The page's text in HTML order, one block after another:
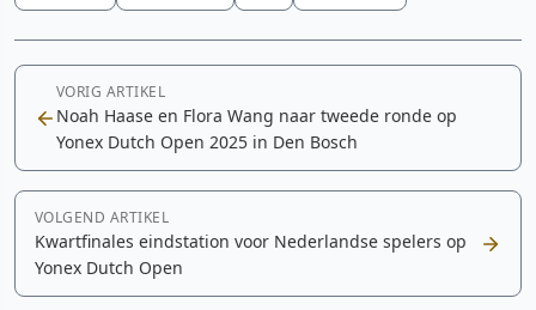
VORIG ARTIKEL
Noah Haase en Flora Wang naar tweede ronde op
Yonex Dutch Open 2025 in Den Bosch
VOLGEND ARTIKEL
Kwartfinales eindstation voor Nederlandse spelers op
Yonex Dutch Open